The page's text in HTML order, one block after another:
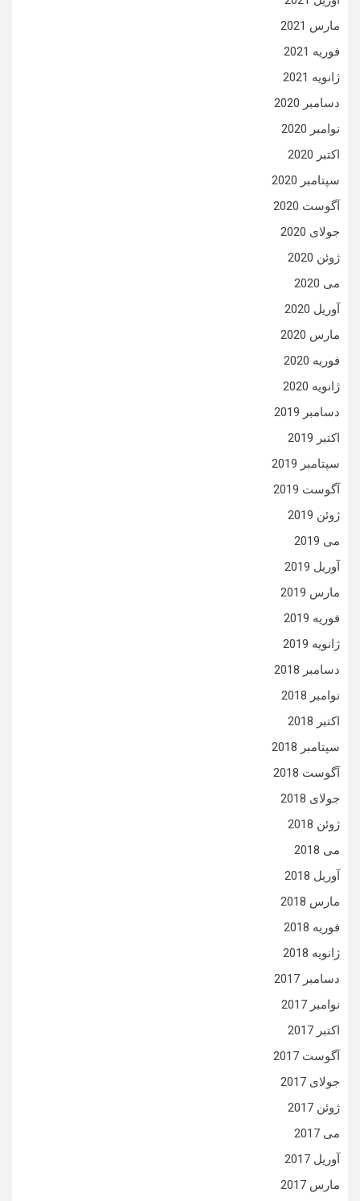
مارس 2021
فوریه 2021
ژانویه 2021
دسامبر 2020
نوامبر 2020
اکتبر 2020
سپتامبر 2020
آگوست 2020
جولای 2020
ژوئن 2020
می 2020
آوریل 2020
مارس 2020
فوریه 2020
ژانویه 2020
دسامبر 2019
اکتبر 2019
سپتامبر 2019
آگوست 2019
ژوئن 2019
می 2019
آوریل 2019
مارس 2019
فوریه 2019
ژانویه 2019
دسامبر 2018
نوامبر 2018
اکتبر 2018
سپتامبر 2018
آگوست 2018
جولای 2018
ژوئن 2018
می 2018
آوریل 2018
مارس 2018
فوریه 2018
ژانویه 2018
دسامبر 2017
نوامبر 2017
اکتبر 2017
آگوست 2017
جولای 2017
ژوئن 2017
می 2017
آوریل 2017
مارس 2017